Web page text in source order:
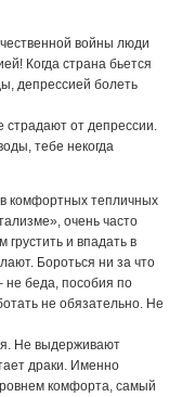
войны люди
Когда страна бьется
депрессией болеть
от депрессии.
тебе некогда
комфортных тепличных
очень часто
и впадать в
Бороться ни за что
не беда, пособия по
не обязательно. Не
Не выдерживают
драки. Именно
комфорта, самый